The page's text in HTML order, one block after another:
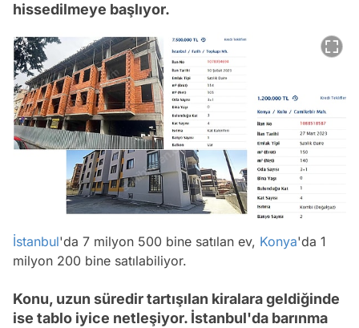
hissedilmeye başlıyor.
İstanbul'da 7 milyon 500 bine satılan ev, Konya'da 1
milyon 200 bine satılabiliyor.
Konu, uzun süredir tartışılan kiralara geldiğinde
ise tablo iyice netleşiyor. İstanbul'da barınma